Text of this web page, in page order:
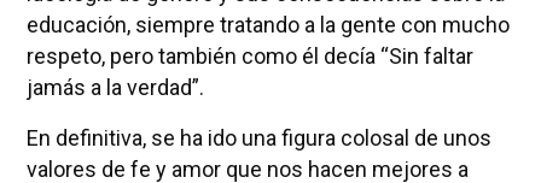
educación, siempre tratando a la gente con mucho
respeto, pero también como él decía “Sin faltar
jamás a la verdad”.
En definitiva, se ha ido una figura colosal de unos
valores de fe y amor que nos hacen mejores a